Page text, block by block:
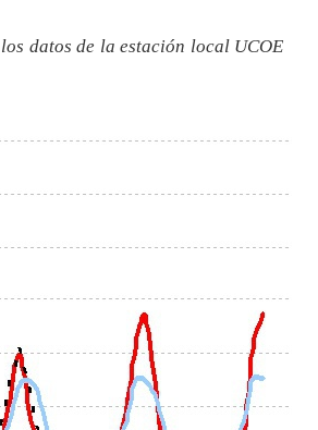
datos de la estación local UCOE